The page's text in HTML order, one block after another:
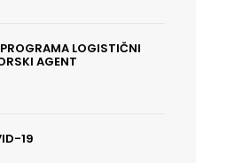
LOGISTIČNI
AGENT
19